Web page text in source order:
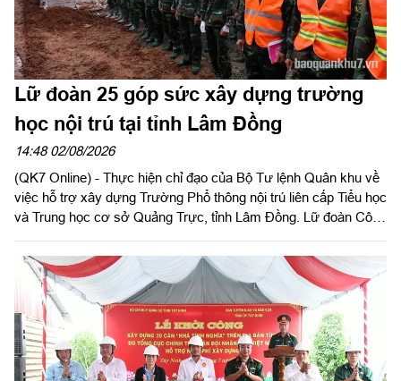
Lữ đoàn 25 góp sức xây dựng trường
học nội trú tại tỉnh Lâm Đồng
14:48 02/08/2026
(QK7 Online) - Thực hiện chỉ đạo của Bộ Tư lệnh Quân khu về
việc hỗ trợ xây dựng Trường Phổ thông nội trú liên cấp Tiểu học
và Trung học cơ sở Quảng Trực, tỉnh Lâm Đồng. Lữ đoàn Công
hỗ trợ xây dựng các công trình trong thời gian từ ngày 02/8 đến
ngày 31/8/2026.